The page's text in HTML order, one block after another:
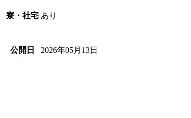
寮・社宅 あり
公開日 2026年05月13日